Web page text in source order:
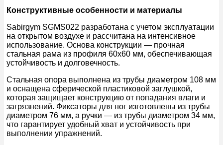
Конструктивные особенности и материалы
Sabirgym SGMS022 разработана с учетом эксплуатации
на открытом воздухе и рассчитана на интенсивное
использование. Основа конструкции — прочная
стальная рама из профиля 60х60 мм, обеспечивающая
устойчивость и долговечность.
Стальная опора выполнена из трубы диаметром 108 мм
и оснащена сферической пластиковой заглушкой,
которая защищает конструкцию от попадания влаги и
загрязнений. Фиксаторы для ног изготовлены из трубы
диаметром 76 мм, а ручки — из трубы диаметром 34 мм,
что гарантирует удобный хват и устойчивость при
выполнении упражнений.